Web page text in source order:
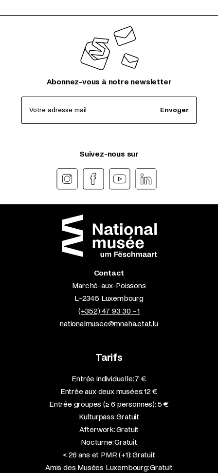
Abonnez-vous à notre newsletter
Votre adresse mail Envoyer
Suivez-nous sur
Contact
Marché-aux-Poissons
L-2345 Luxembourg
(+352) 47 93 30 - 1
nationalmusee@mnaha.etat.lu
Tarifs
Entrée individuelle: 7 €
Entrée aux deux musées: 12 €
Entrée groupes (≥ 6 personnes): 5 €
Kulturpass: Gratuit
Afterwork: Gratuit
Nocturne: Gratuit
< 26 ans et PMR (+1): Gratuit
Amis des Musées Luxembourg: Gratuit